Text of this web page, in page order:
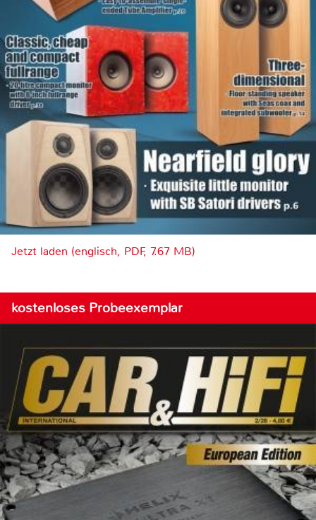
Jetzt laden (englisch, PDF, 7.67 MB)
kostenloses Probeexemplar